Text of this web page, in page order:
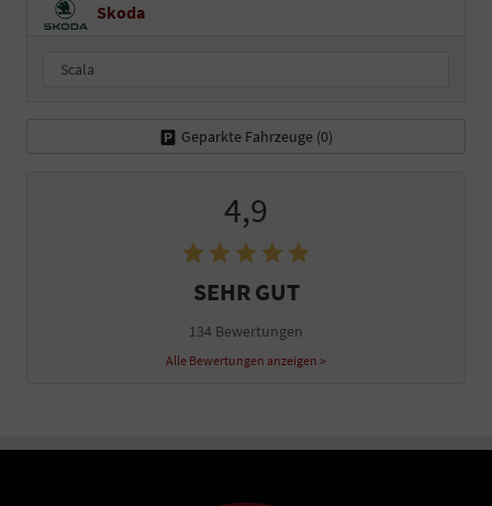
Skoda
Scala
Geparkte Fahrzeuge (0)
4,9
SEHR GUT
134 Bewertungen
Alle Bewertungen anzeigen >